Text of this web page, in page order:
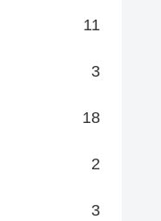
11
3
18
2
3